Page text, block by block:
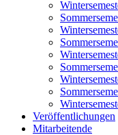
Veröffentlichungen
Mitarbeitende